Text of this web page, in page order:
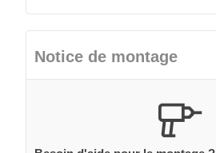
Notice de montage